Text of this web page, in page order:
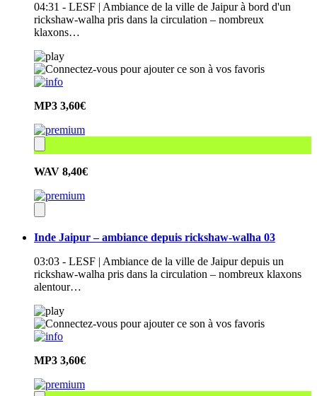
04:31 - LESF | Ambiance de la ville de Jaipur à bord d'un
rickshaw-walha pris dans la circulation – nombreux
klaxons…
MP3 3,60€
WAV 8,40€
Inde Jaipur – ambiance depuis rickshaw-walha 03
03:03 - LESF | Ambiance de la ville de Jaipur depuis un
rickshaw-walha pris dans la circulation – nombreux klaxons
alentour…
MP3 3,60€